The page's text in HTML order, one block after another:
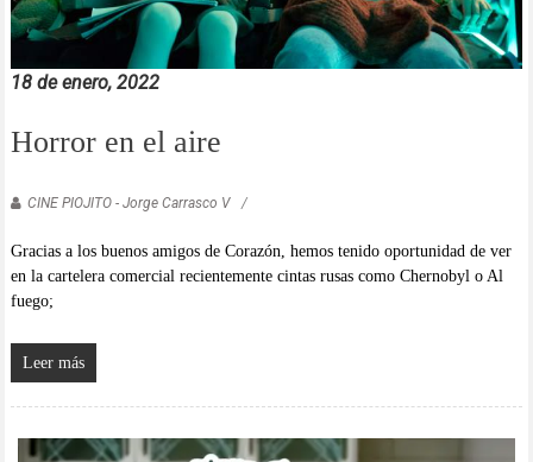
18 de enero, 2022
Horror en el aire
CINE PIOJITO - Jorge Carrasco V
Gracias a los buenos amigos de Corazón, hemos tenido oportunidad de ver
en la cartelera comercial recientemente cintas rusas como Chernobyl o Al
fuego;
Leer más